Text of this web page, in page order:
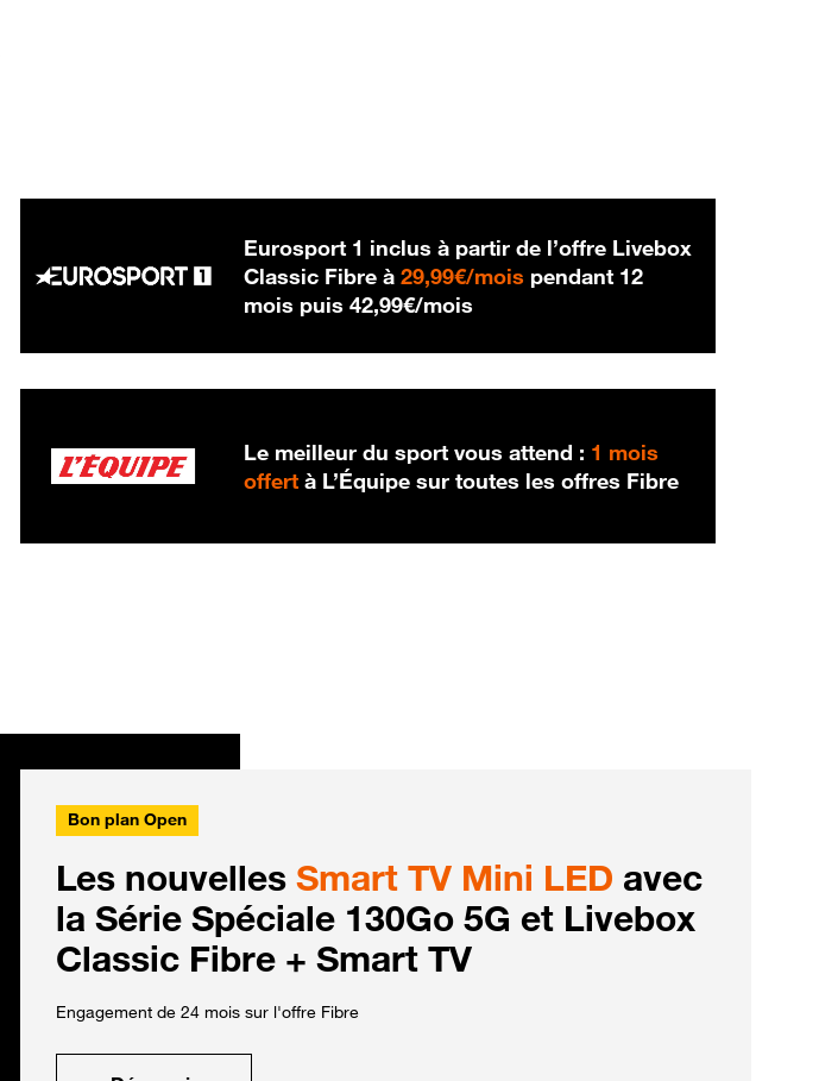
Eurosport 1 inclus à partir de l’offre Livebox
Classic Fibre à29,99€/mois 29,99 € par mois
pendant 12
mois puis42,99€/mois
Le meilleur du sport vous attend : 1 mois
offert à L’Équipe sur toutes les offres Fibre
Bon plan Open
Les nouvelles Smart TV Mini LED avec
la Série Spéciale 130Go 5G et Livebox
Classic Fibre + Smart TV
Engagement de 24 mois sur l'offre Fibre